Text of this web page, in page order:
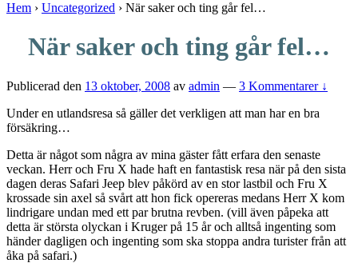
Hem › Uncategorized › När saker och ting går fel…
När saker och ting går fel…
Publicerad den 13 oktober, 2008 av admin — 3 Kommentarer ↓
Under en utlandsresa så gäller det verkligen att man har en bra
försäkring…
Detta är något som några av mina gäster fått erfara den senaste
veckan. Herr och Fru X hade haft en fantastisk resa när på den sista
dagen deras Safari Jeep blev påkörd av en stor lastbil och Fru X
krossade sin axel så svårt att hon fick opereras medans Herr X kom
lindrigare undan med ett par brutna revben. (vill även påpeka att
detta är största olyckan i Kruger på 15 år och alltså ingenting som
händer dagligen och ingenting som ska stoppa andra turister från att
åka på safari.)